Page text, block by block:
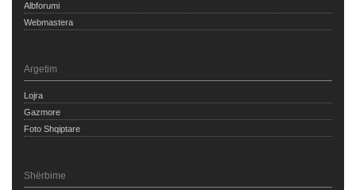
Albforumi
Webmastera
Argetim
Lojra
Gazmore
Foto Shqiptare
Shërbime